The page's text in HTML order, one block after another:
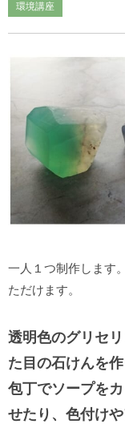
環境講座
一人１つ制作します
ただけます。
透明色のグリセ
た目の石けんを
包丁でソープを
せたり、色付け